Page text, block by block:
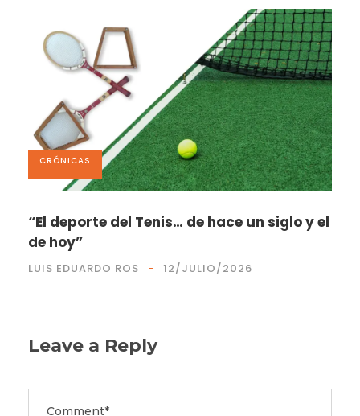
CRÓNICAS
“El deporte del Tenis… de hace un siglo y el
de hoy”
LUIS EDUARDO ROS 12/JULIO/2026
Leave a Reply